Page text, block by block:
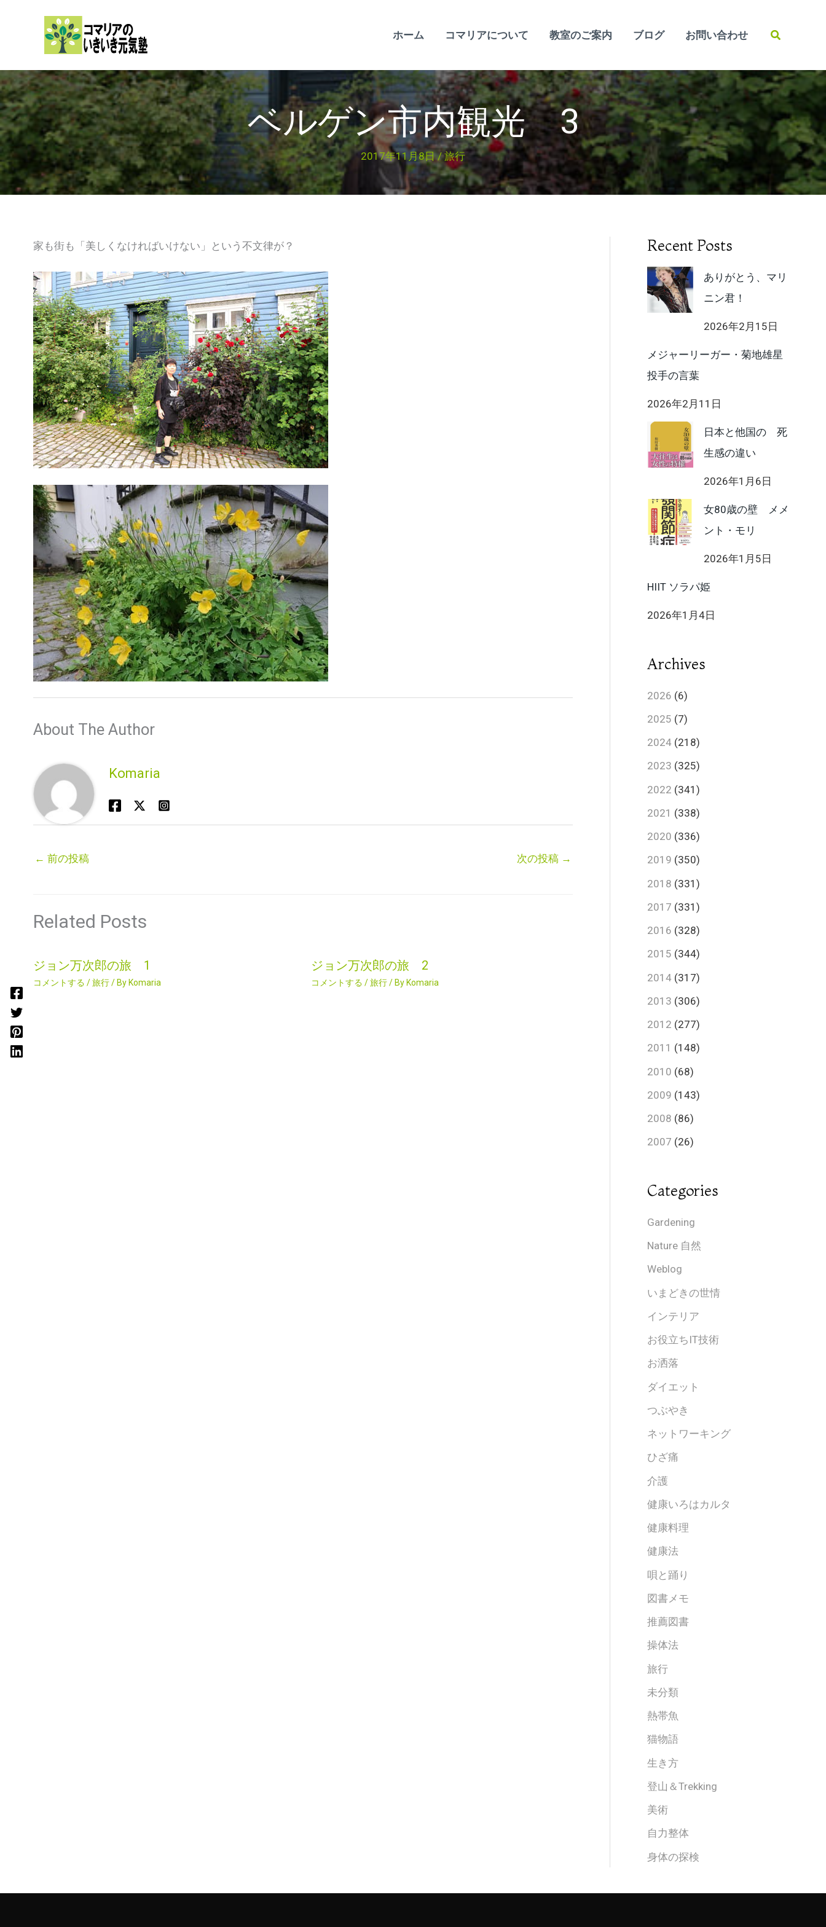
キ
ッ
プ
ホーム コマリアについて 教室のご案内 ブログ お問い合わせ
検
ベルゲン市内観光 3
2017年11月8日/旅行
家も街も「美しくなければいけない」という不文律が？
About The Author
Komaria
← 前の投稿 次の投稿 →
Related Posts
ジョン万次郎の旅 1
コメントする /旅行/ ByKomaria
ジョン万次郎の旅 2
コメントする /旅行/ ByKomaria
Recent Posts
ありがとう、マリ
ニン君！
2026年2月15日
メジャーリーガー・菊地雄星
投手の言葉
2026年2月11日
日本と他国の 死
生感の違い
2026年1月6日
女80歳の壁 メメ
ント・モリ
2026年1月5日
HIIT ソラパ姫
2026年1月4日
Archives
2026 (6)
2025 (7)
2024 (218)
2023 (325)
2022 (341)
2021 (338)
2020 (336)
2019 (350)
2018 (331)
2017 (331)
2016 (328)
2015 (344)
2014 (317)
2013 (306)
2012 (277)
2011 (148)
2010 (68)
2009 (143)
2008 (86)
2007 (26)
Categories
Gardening
Nature 自然
Weblog
いまどきの世情
インテリア
お役立ちIT技術
お洒落
ダイエット
つぶやき
ネットワーキング
ひざ痛
介護
健康いろはカルタ
健康料理
健康法
唄と踊り
図書メモ
推薦図書
操体法
旅行
未分類
熱帯魚
猫物語
生き方
登山＆Trekking
美術
自力整体
身体の探検